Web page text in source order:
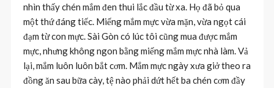
nhìn thấy chén mắm đen thui lắc đầu từ xa. Họ đã bỏ qua
một thứ đáng tiếc. Miếng mắm mực vừa mặn, vừa ngọt cái
đạm từ con mực. Sài Gòn có lúc tôi cũng mua được mắm
mực, nhưng không ngon bằng miếng mắm mực nhà làm. Vả
lại, mắm luôn luôn bắt cơm. Mắm mực ngày xưa giở theo ra
đồng ăn sau bữa cày, tệ nào phải dứt hết ba chén cơm đầy